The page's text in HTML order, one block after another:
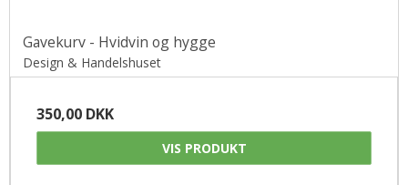
Gavekurv - Hvidvin og hygge
Design & Handelshuset
350,00 DKK
VIS PRODUKT